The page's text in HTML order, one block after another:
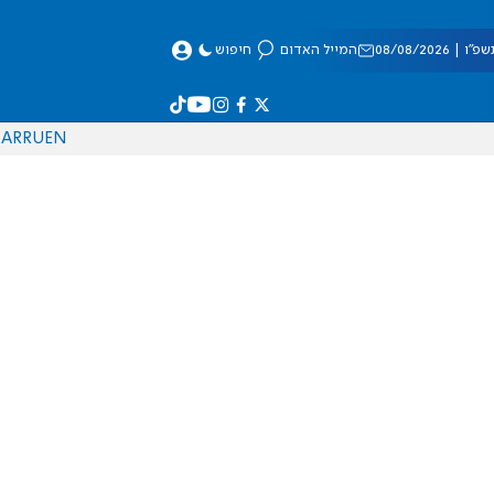
08/2026 המייל האדום חיפוש
EN
RU
AR